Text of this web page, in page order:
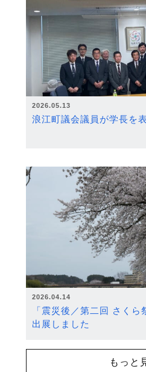
2026.05.13
浪江町議会議員が学長を
2026.04.14
「震災後／第二回 さくら
出展しました
もっと